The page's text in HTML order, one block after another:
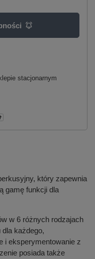
stacjonarnym
który zapewnia
gamę funkcji dla
w 6 różnych rodzajach
każdego,
i eksperymentowanie z
posiada także